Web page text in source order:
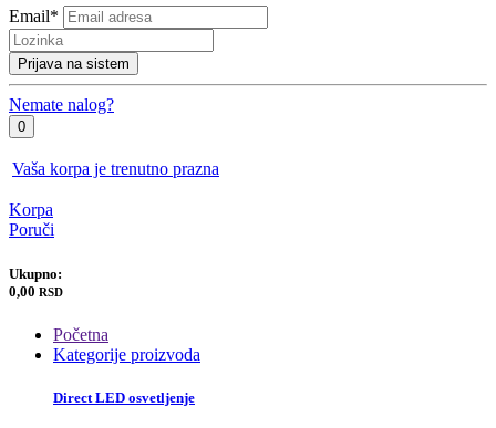
Email*
Prijava na sistem
Nemate nalog?
0
Vaša korpa je trenutno prazna
Korpa
Poruči
Ukupno:
0,00 RSD
Početna
Kategorije proizvoda
Direct LED osvetljenje